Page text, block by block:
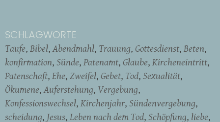
SCHLAGWORTE
Taufe Bibel Abendmahl Trauung Gottesdienst Beten
konfirmation Sünde Patenamt Glaube Kircheneintritt
Patenschaft Ehe Zweifel Gebet Tod Sexualität
Ökumene Auferstehung Vergebung
Konfessionswechsel Kirchenjahr Sündenvergebung
scheidung Jesus Leben nach dem Tod Schöpfung liebe